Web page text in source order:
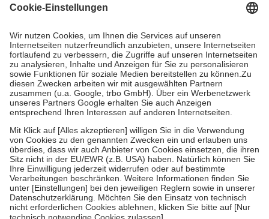
Grundsätzlich leisten Mitglieder Zuzahlungen in Höhe von zehn
höchstens zehn Euro.
Es sind jedoch nie mehr als die tatsächlichen
Kosten der Leistung zu entrichten.
Diese Regeln gelten grundsätzlich auch für Online-Apotheken.
Bei Heilmitteln und häuslicher Krankenpflege beträgt die
Zuzahlung zehn Prozent der Kosten sowie zehn Euro je
Verordnung.
Um das Engagement der Versicherten für ihre eigene Gesundheit zu
stärken und die besondere Stellung der Familie zu unterstützen,
fallenkeine Zuzahlungenan bei:
• Kindern und Jugendlichen bis zum vollendeten 18. Lebensjahr
mit Ausnahme der Fahrkosten
• Untersuchungen zur Vorsorge und Früherkennung, die von der
GKV getragen werden
• empfohlenen Schutzimpfungen
• Harn- und Blutteststreifen